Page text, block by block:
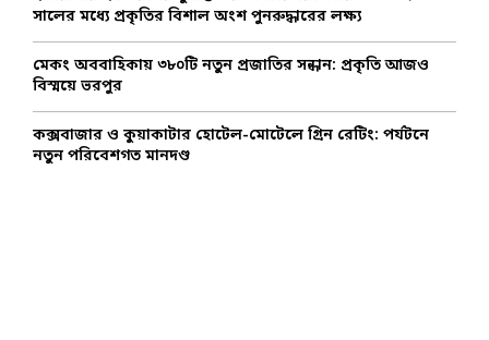
সালের মধ্যে প্রকৃতির বিশাল অংশ পুনরুদ্ধারের লক্ষ্য
মেকং অববাহিকায় ৩৮০টি নতুন প্রজাতির সন্ধান: প্রকৃতি আজও
বিস্ময়ে ভরপুর
কক্সবাজার ও কুয়াকাটার হোটেল-মোটেলে গ্রিন রেটিং: পর্যটনে
নতুন পরিবেশগত মানদণ্ড